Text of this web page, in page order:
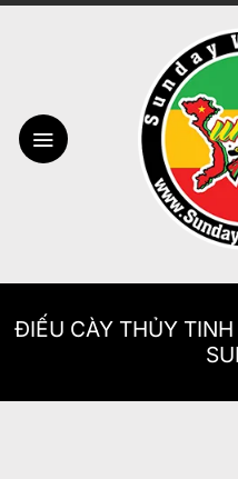
Bỏ
ĐIẾU CÀY THỦY TINH